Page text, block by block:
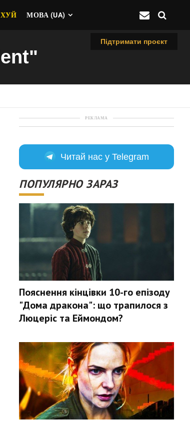
МОВА (UA)
Підтримати проєкт
РЕКЛАМА
Читай нас у Telegram
ПОПУЛЯРНО ЗАРАЗ
Пояснення кінцівки 10-го епізоду
"Дома дракона": що трапилося з
Люцеріс та Еймондом?